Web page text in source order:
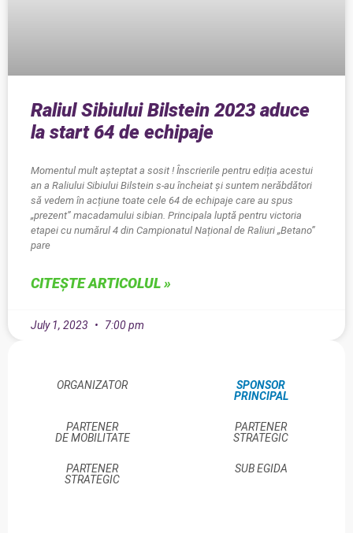
Raliul Sibiului Bilstein 2023 aduce
la start 64 de echipaje
Momentul mult așteptat a sosit ! Înscrierile pentru ediția acestui
an a Raliului Sibiului Bilstein s-au încheiat și suntem nerăbdători
să vedem în acțiune toate cele 64 de echipaje care au spus
„prezent” macadamului sibian. Principala luptă pentru victoria
etapei cu numărul 4 din Campionatul Național de Raliuri „Betano”
pare
CITEȘTE ARTICOLUL »
July 1, 2023 7:00 pm
ORGANIZATOR
SPONSOR
PRINCIPAL
PARTENER
DE MOBILITATE
PARTENER
STRATEGIC
PARTENER
STRATEGIC
SUB EGIDA